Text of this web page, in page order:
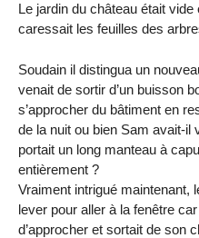
Le jardin du château était
caressait les feuilles des
Soudain il distingua un
venait de sortir d’un buisson
s’approcher du bâtiment en
de la nuit ou bien Sam avait-il
portait un long manteau à
entièrement ?
Vraiment intrigué maintenant,
lever pour aller à la fenêtre
d’approcher et sortait de son